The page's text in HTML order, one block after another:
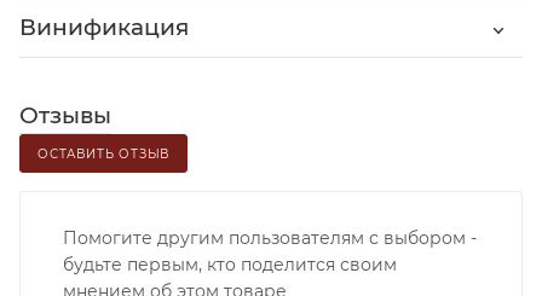
Винификация
Отзывы
ОСТАВИТЬ ОТЗЫВ
Помогите другим пользователям с выбором -
будьте первым, кто поделится своим
мнением об этом товаре